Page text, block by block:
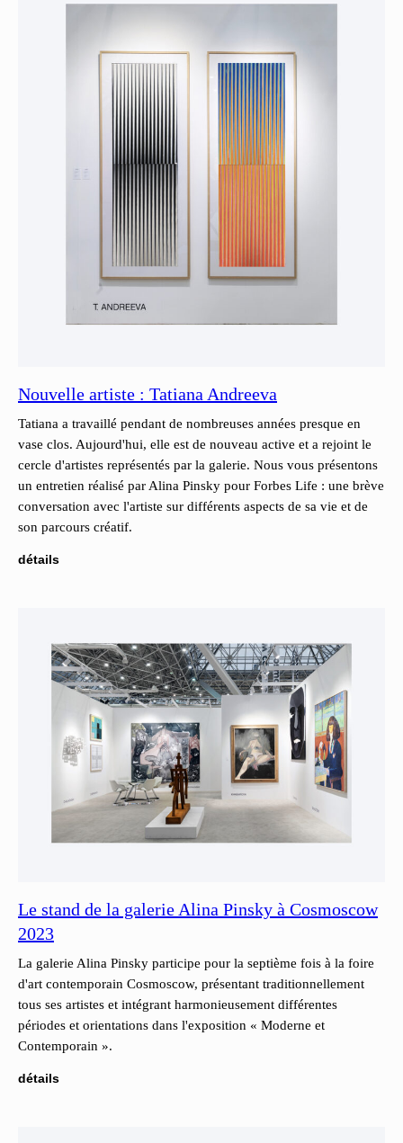
Nouvelle artiste : Tatiana Andreeva
Tatiana a travaillé pendant de nombreuses années presque en
vase clos. Aujourd'hui, elle est de nouveau active et a rejoint le
cercle d'artistes représentés par la galerie. Nous vous présentons
un entretien réalisé par Alina Pinsky pour Forbes Life : une brève
conversation avec l'artiste sur différents aspects de sa vie et de
son parcours créatif.
détails
Le stand de la galerie Alina Pinsky à Cosmoscow
2023
La galerie Alina Pinsky participe pour la septième fois à la foire
d'art contemporain Cosmoscow, présentant traditionnellement
tous ses artistes et intégrant harmonieusement différentes
périodes et orientations dans l'exposition « Moderne et
Contemporain ».
détails